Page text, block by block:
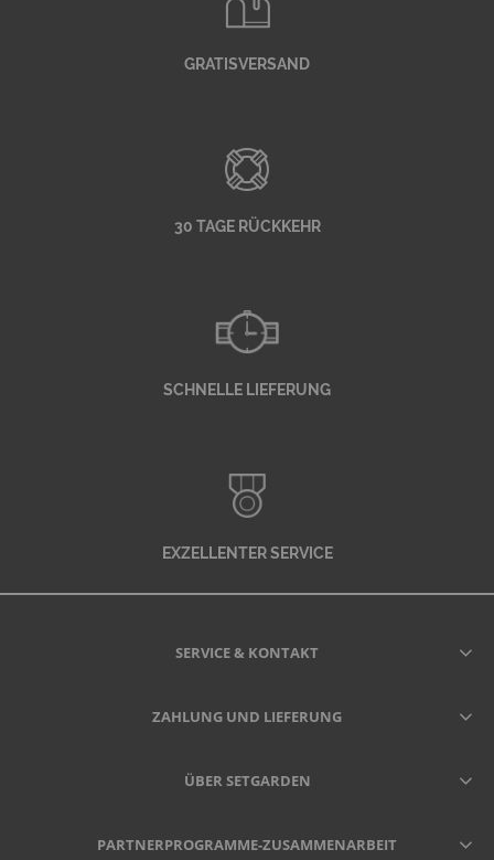
GRATISVERSAND
30 TAGE RÜCKKEHR
SCHNELLE LIEFERUNG
EXZELLENTER SERVICE
SERVICE & KONTAKT
ZAHLUNG UND LIEFERUNG
ÜBER SETGARDEN
PARTNERPROGRAMME-ZUSAMMENARBEIT